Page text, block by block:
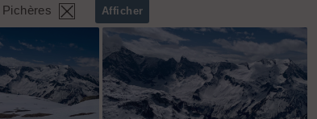
Pichères Afficher